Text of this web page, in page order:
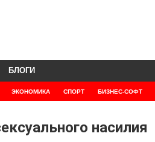
ЭКОНОМИКА СПОРТ БИЗНЕС-СОФТ
БЛОГИ
насилия